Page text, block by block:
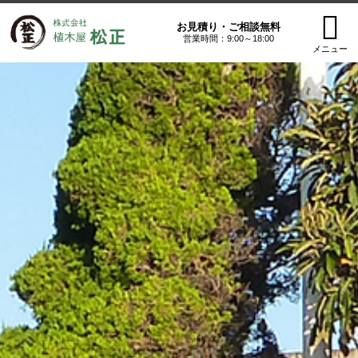
お見積り・ご相談無料
営業時間：9:00～18:00
メニュー